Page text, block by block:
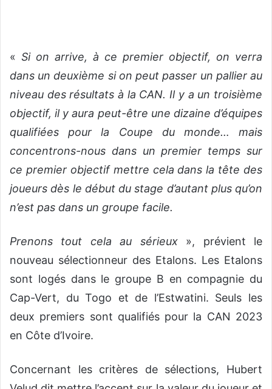
« Si on arrive, à ce premier objectif, on verra
dans un deuxième si on peut passer un pallier au
niveau des résultats à la CAN. Il y a un troisième
objectif, il y aura peut-être une dizaine d’équipes
qualifiées pour la Coupe du monde… mais
concentrons-nous dans un premier temps sur
ce premier objectif mettre cela dans la tête des
joueurs dès le début du stage d’autant plus qu’on
n’est pas dans un groupe facile.
Prenons tout cela au sérieux», prévient le
nouveau sélectionneur des Etalons. Les Etalons
sont logés dans le groupe B en compagnie du
Cap-Vert, du Togo et de l’Estwatini. Seuls les
deux premiers sont qualifiés pour la CAN 2023
en Côte d’Ivoire.
Concernant les critères de sélections, Hubert